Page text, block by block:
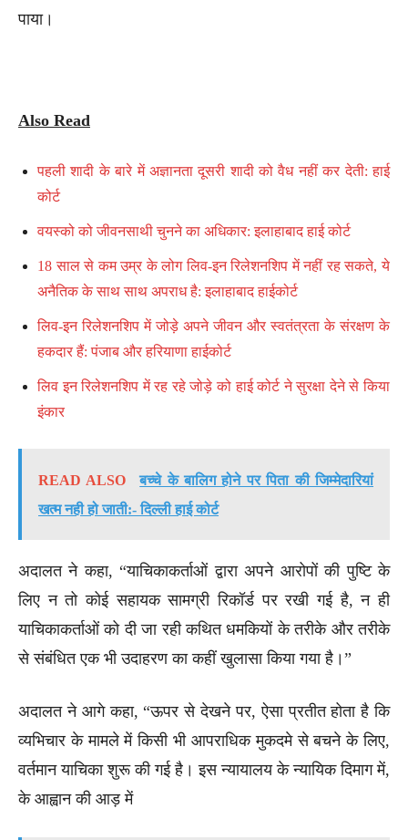
पाया।
Also Read
पहली शादी के बारे में अज्ञानता दूसरी शादी को वैध नहीं कर देती: हाई
कोर्ट
वयस्को को जीवनसाथी चुनने का अधिकार: इलाहाबाद हाई कोर्ट
18 साल से कम उम्र के लोग लिव-इन रिलेशनशिप में नहीं रह सकते, ये
अनैतिक के साथ साथ अपराध है: इलाहाबाद हाईकोर्ट
लिव-इन रिलेशनशिप में जोड़े अपने जीवन और स्वतंत्रता के संरक्षण के
हकदार हैं: पंजाब और हरियाणा हाईकोर्ट
लिव इन रिलेशनशिप में रह रहे जोड़े को हाई कोर्ट ने सुरक्षा देने से किया
इंकार
READ ALSO
बच्चे के बालिग होने पर पिता की जिम्मेदारियां
खत्म नही हो जाती:- दिल्ली हाई कोर्ट
अदालत ने कहा, “याचिकाकर्ताओं द्वारा अपने आरोपों की पुष्टि के
लिए न तो कोई सहायक सामग्री रिकॉर्ड पर रखी गई है, न ही
याचिकाकर्ताओं को दी जा रही कथित धमकियों के तरीके और तरीके
से संबंधित एक भी उदाहरण का कहीं खुलासा किया गया है।”
अदालत ने आगे कहा, “ऊपर से देखने पर, ऐसा प्रतीत होता है कि
व्यभिचार के मामले में किसी भी आपराधिक मुकदमे से बचने के लिए,
वर्तमान याचिका शुरू की गई है। इस न्यायालय के न्यायिक दिमाग में,
के आह्वान की आड़ में